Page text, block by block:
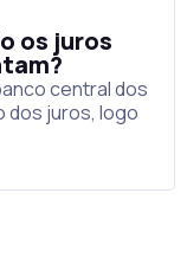
os juros
central dos
dos juros, logo